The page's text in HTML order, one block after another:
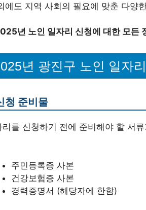
에도 지역 사회의 필요에 맞춘 다양
년 노인 일자리 신청에 대한 모든
년 광진구 노인 일자
청 준비물
리를 신청하기 전에 준비해야 할 서
주민등록증 사본
건강보험증 사본
경력증명서 (해당자에 한함)